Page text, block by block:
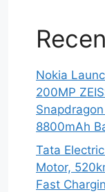
Nokia
200MP
8800mAh
Tata
Motor,
Fast